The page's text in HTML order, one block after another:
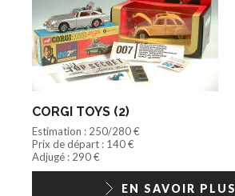
CORGI TOYS (2)
Estimation : 250/280 €
Prix de départ : 140 €
Adjugé : 290 €
EN SAVOIR PLUS